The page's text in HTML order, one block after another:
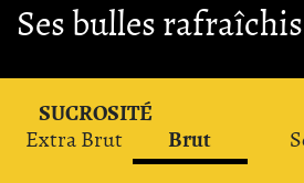
Ses bulles
SUCROSITÉ
Extra Brut Brut